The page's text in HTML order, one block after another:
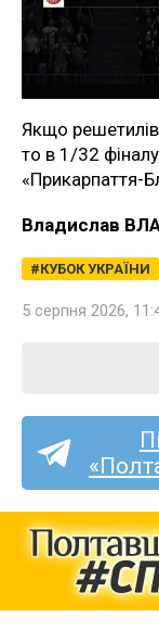
Якщо
то в 1/32
«Прикарпаття-
Владислав
КУБОК УКРАЇНИ
5 серпня 2026,